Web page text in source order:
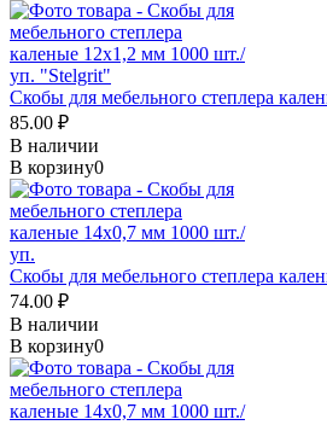
Скобы для мебельного степлера
85.00 ₽
В наличии
В корзину0
Скобы для мебельного степлера
74.00 ₽
В наличии
В корзину0